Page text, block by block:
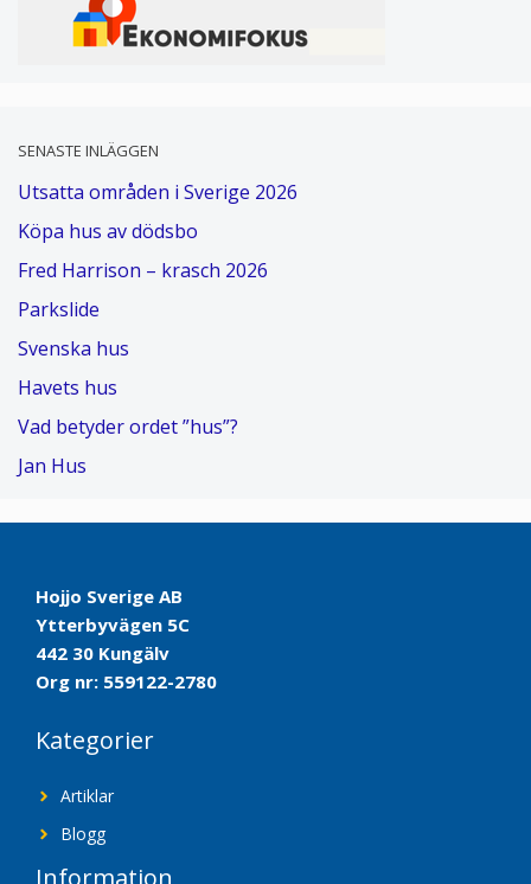
SENASTE INLÄGGEN
Utsatta områden i Sverige 2026
Köpa hus av dödsbo
Fred Harrison – krasch 2026
Parkslide
Svenska hus
Havets hus
Vad betyder ordet ”hus”?
Jan Hus
Hojjo Sverige AB
Ytterbyvägen 5C
442 30 Kungälv
Org nr: 559122-2780
Kategorier
Artiklar
Blogg